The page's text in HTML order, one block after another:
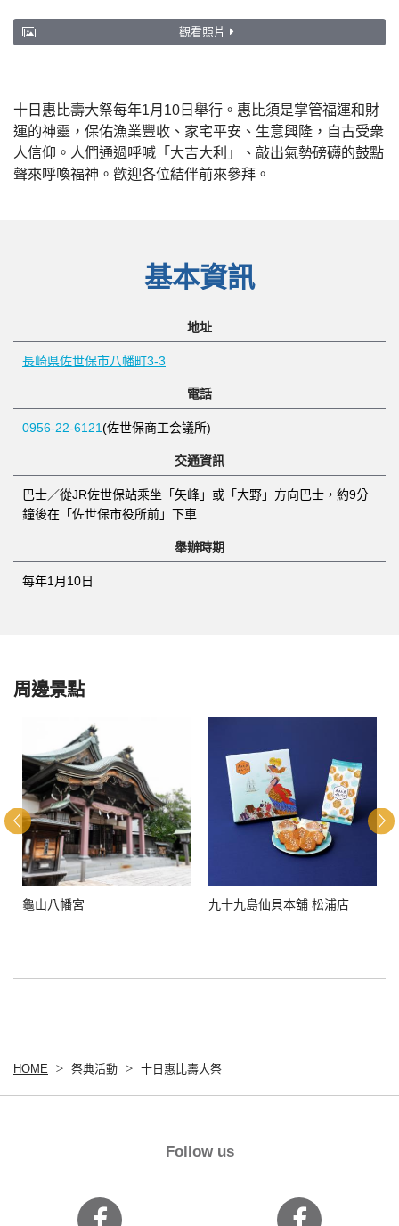
觀看照片
十日惠比壽大祭每年1月10日舉行。惠比須是掌管福運和財
運的神靈，保佑漁業豐收、家宅平安、生意興隆，自古受衆
人信仰。人們通過呼喊「大吉大利」、敲出氣勢磅礴的鼓點
聲來呼喚福神。歡迎各位結伴前來參拜。
基本資訊
地址
長崎県佐世保市八幡町3-3
電話
0956-22-6121(佐世保商工会議所)
交通資訊
巴士／從JR佐世保站乘坐「矢峰」或「大野」方向巴士，約9分
鐘後在「佐世保市役所前」下車
舉辦時期
每年1月10日
周邊景點
龜山八幡宮 九十九島仙貝本舖 松浦店
HOME 祭典活動 十日惠比壽大祭
Follow us